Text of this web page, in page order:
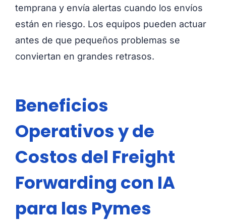
temprana y envía alertas cuando los envíos
están en riesgo. Los equipos pueden actuar
antes de que pequeños problemas se
conviertan en grandes retrasos.
Beneficios
Operativos y de
Costos del Freight
Forwarding con IA
para las Pymes